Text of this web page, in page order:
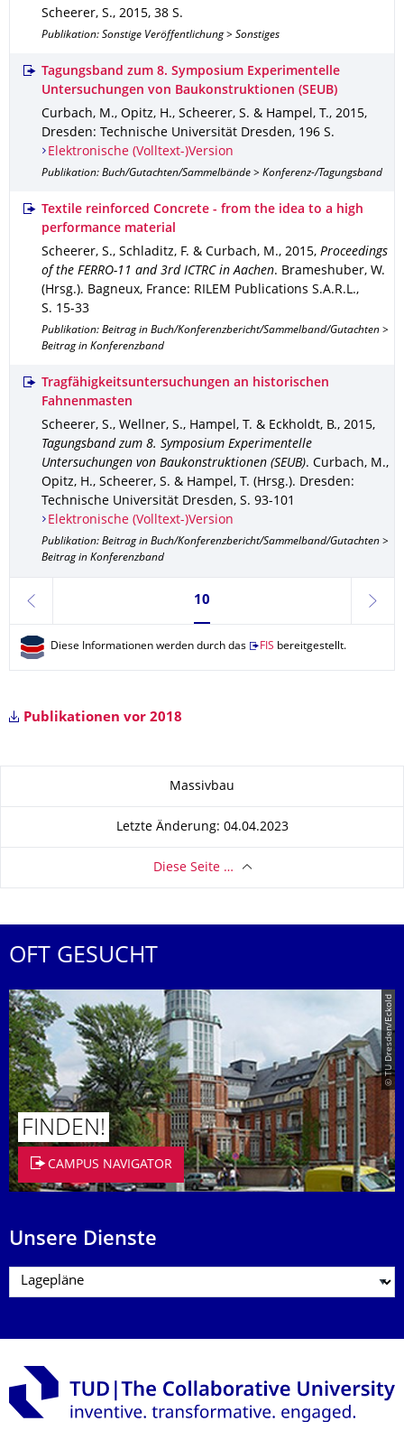
Scheerer, S., 2015, 38 S.
Publikation: Sonstige Veröffentlichung > Sonstiges
Tagungsband zum 8. Symposium Experimentelle
Untersuchungen von Baukonstruktionen (SEUB)
Curbach, M., Opitz, H., Scheerer, S. & Hampel, T., 2015,
Dresden: Technische Universität Dresden, 196 S.
Elektronische (Volltext-)Version
Publikation: Buch/Gutachten/Sammelbände > Konferenz-/Tagungsband
Textile reinforced Concrete - from the idea to a high
performance material
Scheerer, S., Schladitz, F. & Curbach, M., 2015, Proceedings
of the FERRO-11 and 3rd ICTRC in Aachen. Brameshuber, W.
(Hrsg.). Bagneux, France: RILEM Publications S.A.R.L.,
S. 15-33
Publikation: Beitrag in Buch/Konferenzbericht/Sammelband/Gutachten >
Beitrag in Konferenzband
Tragfähigkeitsuntersuchungen an historischen
Fahnenmasten
Scheerer, S., Wellner, S., Hampel, T. & Eckholdt, B., 2015,
Tagungsband zum 8. Symposium Experimentelle
Untersuchungen von Baukonstruktionen (SEUB). Curbach, M.,
Opitz, H., Scheerer, S. & Hampel, T. (Hrsg.). Dresden:
Technische Universität Dresden, S. 93-101
Elektronische (Volltext-)Version
Publikation: Beitrag in Buch/Konferenzbericht/Sammelband/Gutachten >
Beitrag in Konferenzband
zurück
Seite 10, aktuell ausgewählt
10
weiter
Diese Informationen werden durch das FIS bereitgestellt.
Publikationen vor 2018
Massivbau
Letzte Änderung: 04.04.2023
Diese Seite …
OFT GESUCHT
© TU Dresden/Eckold
FINDEN!
CAMPUS NAVIGATOR
Unsere Dienste